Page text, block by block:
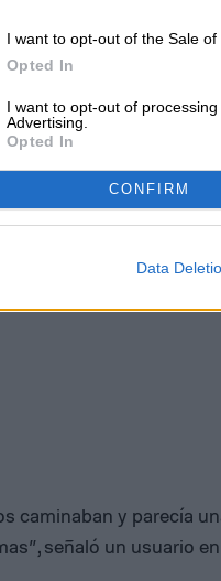
I want to opt-out of the Sale of
Opted In
I want to opt-out of
Advertising.
Opted In
CONFIRM
Data
caminaban y parecía
señaló un usuario